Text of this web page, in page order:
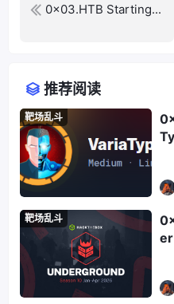
0x03.HTB Starting...
推荐阅读
靶场乱斗
靶场乱斗